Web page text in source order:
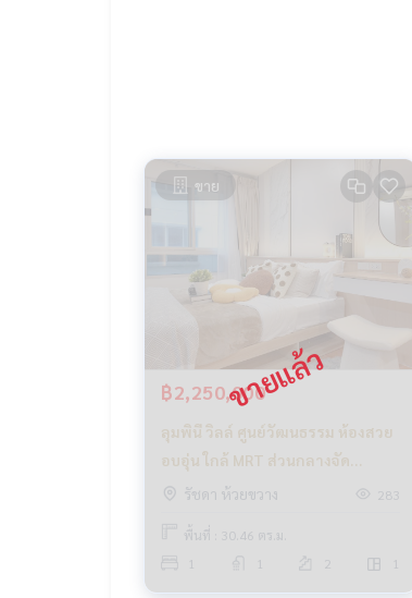
- Fortune พระราม 9
- Big C รัชดา
- Esplanade รัชดา
- ตลาดนัดรถไฟ​รัชดา
- ตลาดกลางคืนห้วยขวาง
- ศูนย์วัฒนธรรมแห่งประเทศไทย
- รพ.ปิยะเวท
- โรงเรียนนานาชาติ สิงคโปร์-ประชาอุทิศ
- สถานทูตเกาหลี
- กรมส่งเสริมวัฒนธรรม
- การรถไฟฟ้าขนส่งมวลชนแห่งประเทศไทย
- สำนักงานประปาลาดพร้าว
สนใจติดต่อฟลุ๊ค 099-287-9294
Line Id @docondo
ขาย
฿2,250,000
ลุมพินี วิลล์ ศูนย์วัฒนธรรม ห้องสวย
อบอุ่น ใกล้ MRT ส่วนกลางจัด
เต็ม_Do654
รัชดา ห้วยขวาง 283
พื้นที่ : 30.46 ตร.ม.